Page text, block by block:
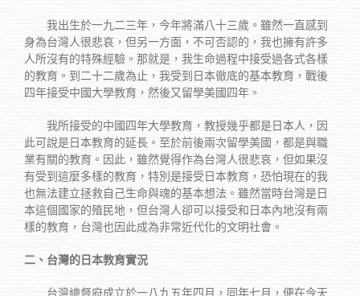
我出生於一九二三年，今年將滿八十三歲。雖然一直感到
身為台灣人很悲哀，但另一方面，不可否認的，我也擁有許多
人所沒有的特殊經驗。那就是，我生命過程中接受過各式各樣
的教育。到二十二歲為止，我受到日本徹底的基本教育，戰後
四年接受中國大學教育，然後又留學美國四年。
我所接受的中國四年大學教育，教授幾乎都是日本人，因
此可說是日本教育的延長。至於前後兩次留學美國，都是與職
業有關的教育。因此，雖然覺得作為台灣人很悲哀，但如果沒
有受到這麼多樣的教育，特別是接受日本教育，恐怕現在的我
也無法建立拯救自己生命與魂的基本想法。雖然當時台灣是日
本這個國家的殖民地，但台灣人卻可以接受和日本內地沒有兩
樣的教育，台灣也因此成為非常近代化的文明社會。
二、台灣的日本教育實況
台灣總督府成立於一八九五年四月，同年七月，便在今天